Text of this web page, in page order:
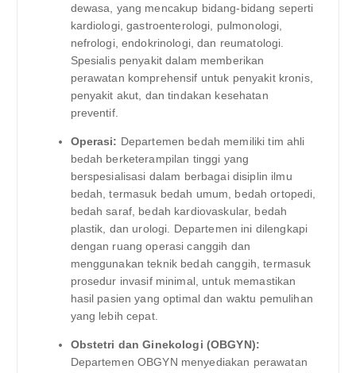
dewasa, yang mencakup bidang-bidang seperti
kardiologi, gastroenterologi, pulmonologi,
nefrologi, endokrinologi, dan reumatologi.
Spesialis penyakit dalam memberikan
perawatan komprehensif untuk penyakit kronis,
penyakit akut, dan tindakan kesehatan
preventif.
Operasi: Departemen bedah memiliki tim ahli
bedah berketerampilan tinggi yang
berspesialisasi dalam berbagai disiplin ilmu
bedah, termasuk bedah umum, bedah ortopedi,
bedah saraf, bedah kardiovaskular, bedah
plastik, dan urologi. Departemen ini dilengkapi
dengan ruang operasi canggih dan
menggunakan teknik bedah canggih, termasuk
prosedur invasif minimal, untuk memastikan
hasil pasien yang optimal dan waktu pemulihan
yang lebih cepat.
Obstetri dan Ginekologi (OBGYN):
Departemen OBGYN menyediakan perawatan